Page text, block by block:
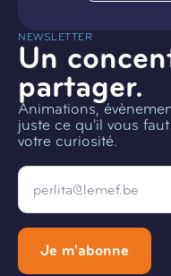
NEWSLETTER
Un
partager.
Animations,
juste ce qu'il vous
votre curiosité.
Email
Je m'abonne